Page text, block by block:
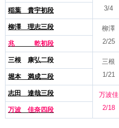
3/4
稲葉 貴宇初段
柳澤 理志三段
柳澤
2/25
兆 乾初段
三根 康弘二段
三根
1/21
堀本 満成二段
志田 達哉三段
万波佳
2/18
万波 佳奈四段